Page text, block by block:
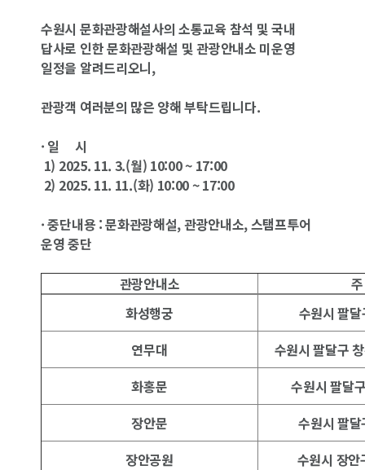
수원시 문화관광해설사의 소통교육 참석 및 국내
답사로 인한 문화관광해설 및 관광안내소 미운영
일정을 알려드리오니,
관광객 여러분의 많은 양해 부탁드립니다.
· 일 시
1) 2025. 11. 3.(월) 10:00 ~ 17:00
2) 2025. 11. 11.(화) 10:00 ~ 17:00
· 중단내용 : 문화관광해설, 관광안내소, 스탬프투어
운영 중단
관광안내소
화성행궁
수원시 팔
연무대
수원시 팔달구
화홍문
수원시 팔달
장안문
수원시 팔
장안공원
수원시 장